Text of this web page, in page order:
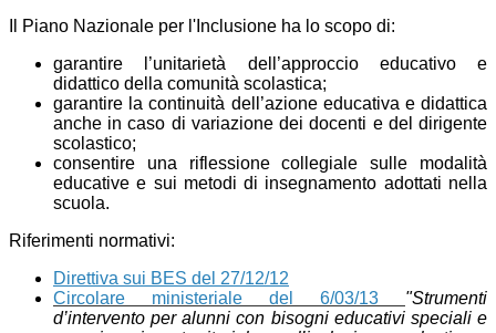
Il Piano Nazionale per l'Inclusione ha lo scopo di:
garantire l’unitarietà dell’approccio educativo e
didattico della comunità scolastica;
garantire la continuità dell’azione educativa e didattica
anche in caso di variazione dei docenti e del dirigente
scolastico;
consentire una riflessione collegiale sulle modalità
educative e sui metodi di insegnamento adottati nella
scuola.
Riferimenti normativi:
Direttiva sui BES del 27/12/12
Circolare ministeriale del 6/03/13
"Strumenti
d’intervento per alunni con bisogni educativi speciali e